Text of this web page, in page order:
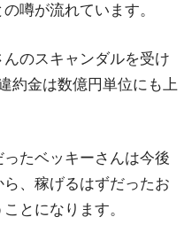
噂が流れています。
のスキャンダルを受け
約金は数億円単位にも上
たベッキーさんは今後
、稼げるはずだったお
とになります。